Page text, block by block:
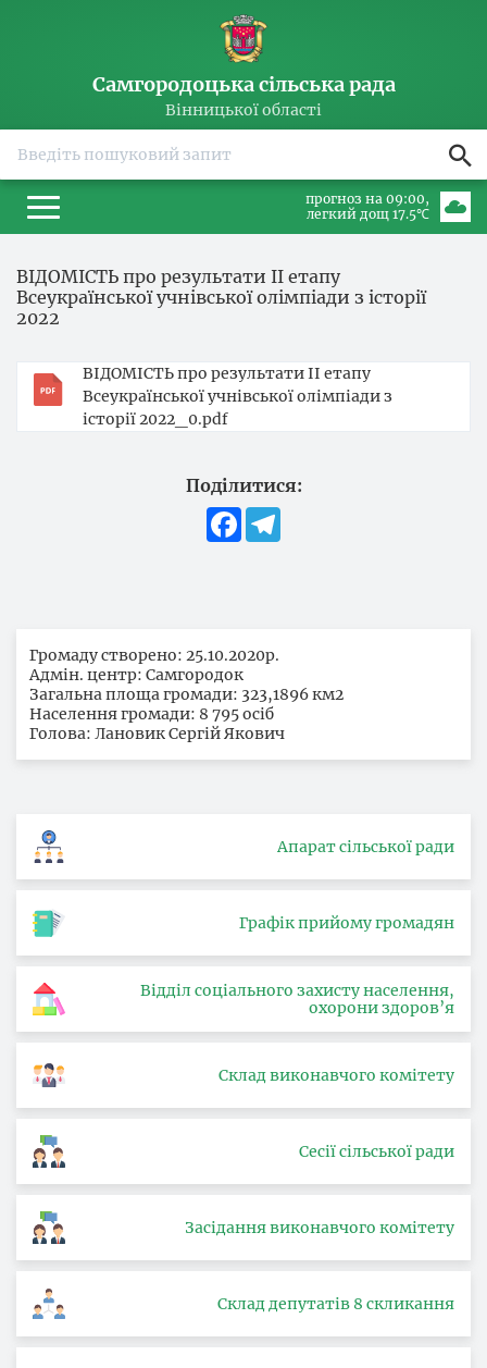
Самгородоцька сільська рада
Вінницької області
прогноз на 09:00
легкий дощ 17.5℃
ВІДОМІСТЬ про результати ІІ етапу
Всеукраїнської учнівської олімпіади з історії
2022
ВІДОМІСТЬ про результати ІІ етапу
Всеукраїнської учнівської олімпіади з
історії 2022_0.pdf
Поділитися:
Facebook
Громаду створено: 25.10.2020р.
Адмін. центр: Самгородок
Загальна площа громади: 323,1896 км2
Населення громади: 8 795 осіб
Голова: Лановик Сергій Якович
Апарат сільської ради
Графік прийому громадян
Відділ соціального захисту населення,
охорони здоров’я
Склад виконавчого комітету
Сесії сільської ради
Засідання виконавчого комітету
Склад депутатів 8 скликання